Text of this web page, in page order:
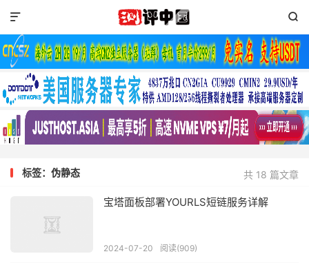


共 18 篇文章
标签：伪静态
宝塔面板部署YOURLS短链服务详解
2024-07-20 阅读(909)